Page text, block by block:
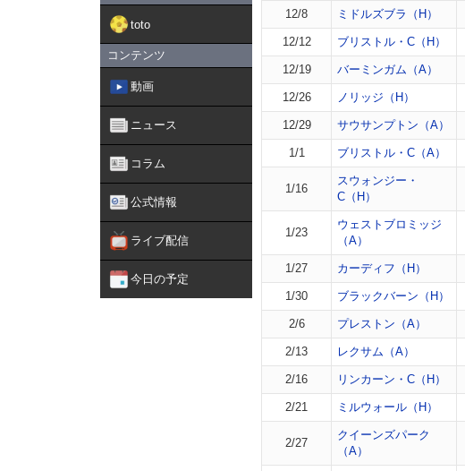
toto
コンテンツ
動画
ニュース
コラム
公式情報
ライブ配信
今日の予定
12/8 ミドルズブラ（H）
12/12 ブリストル・C（H）
12/19 バーミンガム（A）
12/26 ノリッジ（H）
12/29 サウサンプトン（A）
1/1 ブリストル・C（A）
1/16
スウォンジー・
C（H）
1/23
ウェストブロミッジ
（A）
1/27 カーディフ（H）
1/30 ブラックバーン（H）
2/6 プレストン（A）
2/13 レクサム（A）
2/16 リンカーン・C（H）
2/21 ミルウォール（H）
2/27
クイーンズパーク
（A）